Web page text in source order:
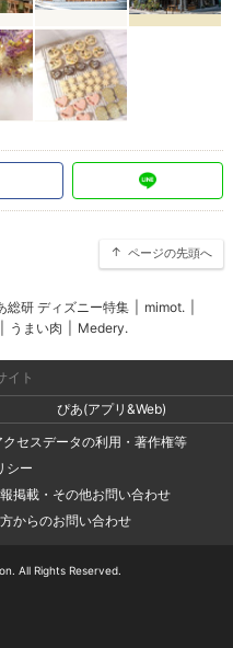
ページの先頭へ
総研 ディズニー特集 mimot.
うまい肉 Medery.
イト
ぴあ(アプリ&Web)
クセスデータの利用・著作権等
シー
掲載・その他お問い合わせ
からのお問い合わせ
All Rights Reserved.